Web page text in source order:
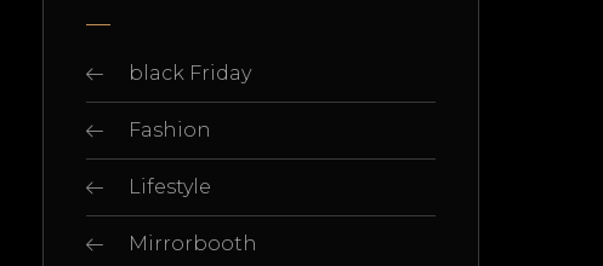
black Friday
Fashion
Lifestyle
Mirrorbooth